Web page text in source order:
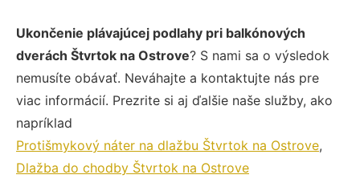
Ukončenie plávajúcej podlahy pri balkónových
dverách Štvrtok na Ostrove? S nami sa o výsledok
nemusíte obávať. Neváhajte a kontaktujte nás pre
viac informácií. Prezrite si aj ďalšie naše služby, ako
napríklad
Protišmykový náter na dlažbu Štvrtok na Ostrove,
Dlažba do chodby Štvrtok na Ostrove